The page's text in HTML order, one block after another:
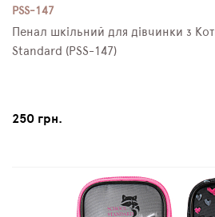
PSS-147
Пенал шкільний для дівчинки з
Standard (PSS-147)
250 грн.